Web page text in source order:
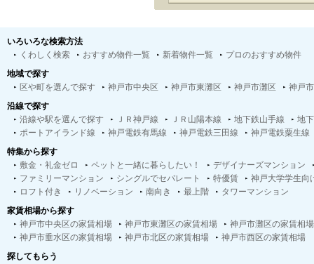
いろいろな検索方法
くわしく検索
おすすめ物件一覧 新着物件一覧
プロのおすすめ物件
地域で探す
区や町を選んで探す
神戸市中央区 神戸市東灘区 神戸市灘区
神戸
沿線で探す
沿線や駅を選んで探す
ＪＲ神戸線 ＪＲ山陽本線 地下鉄山手線
地
ポートアイランド線
神戸電鉄有馬線 神戸電鉄三田線
神戸電鉄粟生線
特集から探す
敷金・礼金ゼロ
ペットと一緒に暮らしたい！
デザイナーズマンション
ファミリーマンション
シングルでセパレート 特優賃
神戸大学学生向
ロフト付き
リノベーション 南向き 最上階
タワーマンション
家賃相場から探す
神戸市中央区の家賃相場
神戸市東灘区の家賃相場
神戸市灘区の家賃相場
神戸市垂水区の家賃相場
神戸市北区の家賃相場
神戸市西区の家賃相場
探してもらう